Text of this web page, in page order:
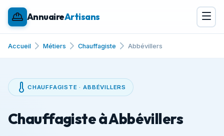
AnnuaireArtisans
Accueil Métiers Chauffagiste Abbévillers
CHAUFFAGISTE · ABBÉVILLERS
Chauffagiste à Abbévillers